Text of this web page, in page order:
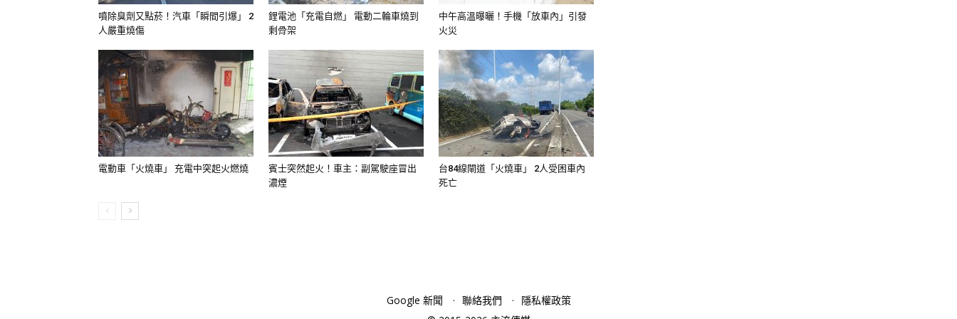
噴除臭劑又點菸！汽車「瞬間引爆」 2
人嚴重燒傷
鋰電池「充電自燃」 電動二輪車燒到
剩骨架
中午高溫曝曬！手機「放車內」引發
火災
電動車「火燒車」 充電中突起火燃燒
賓士突然起火！車主：副駕駛座冒出
濃煙
台84線閘道「火燒車」 2人受困車內
死亡
Google 新聞 聯絡我們
隱私權政策